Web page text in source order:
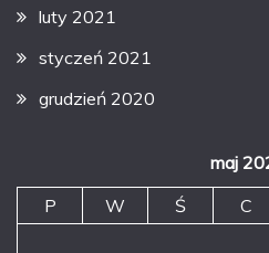
luty 2021
styczeń 2021
grudzień 2020
maj
P
W Ś C